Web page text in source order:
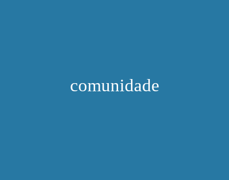
INFORMATIVOcomunidade